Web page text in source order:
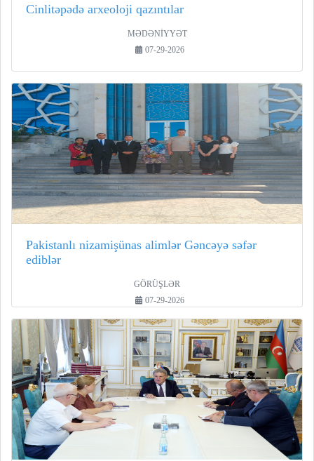
Cinlitəpədə arxeoloji qazıntılar
MƏDƏNİYYƏT
07-29-2026
Pakistanlı nizamişünas alimlər Gəncəyə səfər
ediblər
GÖRÜŞLƏR
07-29-2026